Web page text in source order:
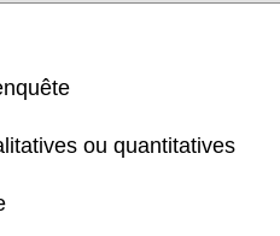
ou quantitatives